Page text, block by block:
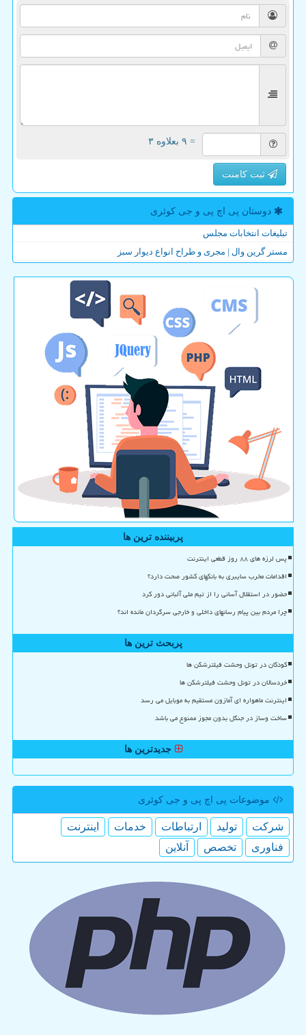
= ۹ بعلاوه ۳
ثبت کامنت
دوستان پی اچ پی و جی كوئری
تبلیغات انتخابات مجلس
مستر گرین وال | مجری و طراح انواع دیوار سبز
پربیننده ترین ها
پس لرزه های ۸۸ روز قطعی اینترنت
اقدامات مخرب سایبری به بانکهای کشور صحت دارد؟
حضور در استقلال آسانی را از تیم ملی آلبانی دور کرد
چرا مردم بین پیام رسانهای داخلی و خارجی سرگردان مانده اند؟
پربحث ترین ها
کودکان در تونل وحشت فیلترشکن ها
خردسالان در تونل وحشت فیلترشکن ها
اینترنت ماهواره ای آمازون مستقیم به موبایل می رسد
ساخت وساز در جنگل بدون مجوز ممنوع می باشد
جدیدترین ها
موضوعات پی اچ پی و جی كوئری
شركت تولید ارتباطات خدمات
اینترنت
فناوری
تخصص آنلاین